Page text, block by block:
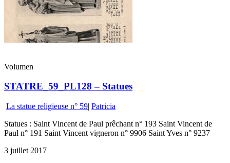
Volumen
STATRE_59_PL128 – Statues
La statue religieuse n° 59| Patricia
Statues : Saint Vincent de Paul prêchant n° 193 Saint Vincent de
Paul n° 191 Saint Vincent vigneron n° 9906 Saint Yves n° 9237
3 juillet 2017